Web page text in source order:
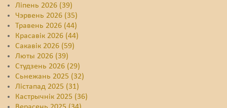
Ліпень 2026 (39)
Чэрвень 2026 (35)
Травень 2026 (44)
Красавік 2026 (44)
Сакавік 2026 (59)
Люты 2026 (39)
Студзень 2026 (29)
Сьнежань 2025 (32)
Лістапад 2025 (31)
Кастрычнік 2025 (36)